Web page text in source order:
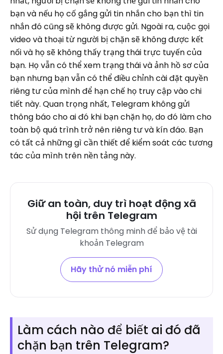
bạn và nếu họ cố gắng gửi tin nhắn cho bạn thì tin
nhắn đó cũng sẽ không được gửi. Ngoài ra, cuộc gọi
video và thoại từ người bị chặn sẽ không được kết
nối và họ sẽ không thấy trạng thái trực tuyến của
bạn. Họ vẫn có thể xem trạng thái và ảnh hồ sơ của
bạn nhưng bạn vẫn có thể điều chỉnh cài đặt quyền
riêng tư của mình để hạn chế họ truy cập vào chi
tiết này. Quan trọng nhất, Telegram không gửi
thông báo cho ai đó khi bạn chặn họ, do đó làm cho
toàn bộ quá trình trở nên riêng tư và kín đáo. Bạn
có tất cả những gì cần thiết để kiểm soát các tương
tác của mình trên nền tảng này.
Giữ an toàn, duy trì hoạt động xã
hội trên Telegram
Sử dụng Telegram thông minh để bảo vệ tài
khoản Telegram
Hãy thử nó miễn phí
Làm cách nào để biết ai đó đã
chặn bạn trên Telegram?